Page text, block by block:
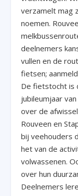
verzamelt mag
noemen.
deelnemers
vullen en de
fietsen;
De fietstocht is
jubileumjaar
over de
Rouveen en
bij veehouders
het van de
volwassenen.
over hun
Deelnemers